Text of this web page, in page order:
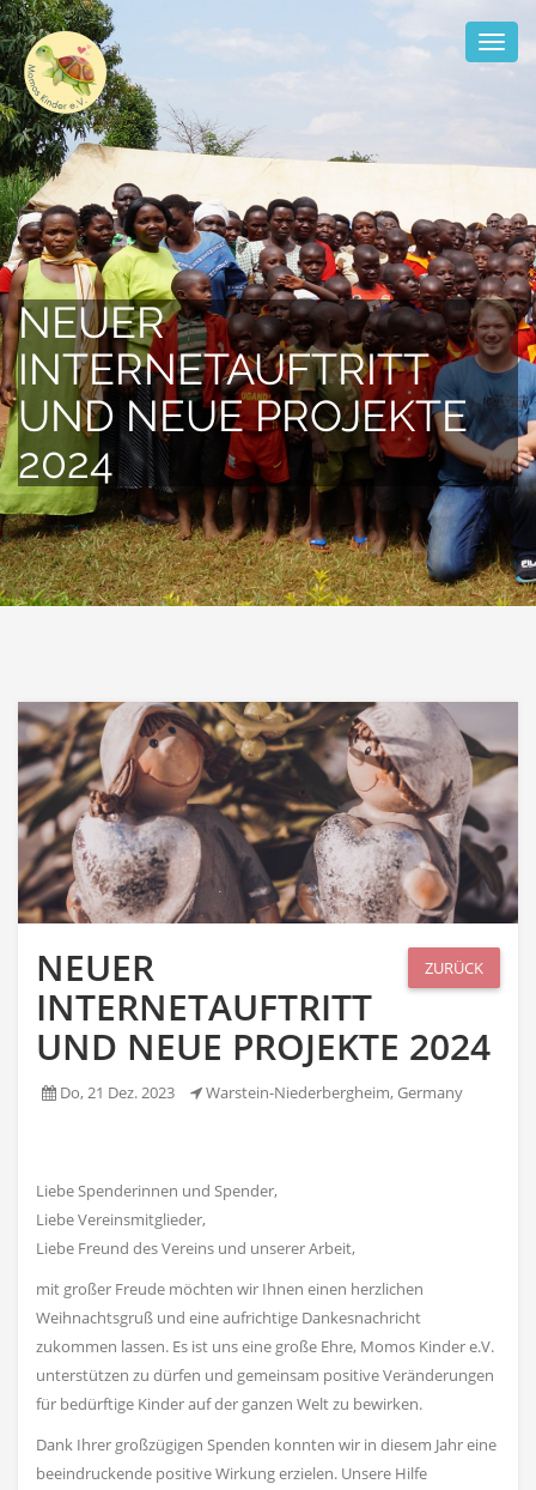
Toggle
NEUER
INTERNETAUFTRITT
UND NEUE PROJEKTE
2024
ZURÜCK
NEUER
INTERNETAUFTRITT
UND NEUE PROJEKTE 2024
Do, 21 Dez. 2023 Warstein-Niederbergheim, Germany
Liebe Spenderinnen und Spender,
Liebe Vereinsmitglieder,
Liebe Freund des Vereins und unserer Arbeit,
mit großer Freude möchten wir Ihnen einen herzlichen
Weihnachtsgruß und eine aufrichtige Dankesnachricht
zukommen lassen. Es ist uns eine große Ehre, Momos Kinder e.V.
unterstützen zu dürfen und gemeinsam positive Veränderungen
für bedürftige Kinder auf der ganzen Welt zu bewirken.
Dank Ihrer großzügigen Spenden konnten wir in diesem Jahr eine
beeindruckende positive Wirkung erzielen. Unsere Hilfe